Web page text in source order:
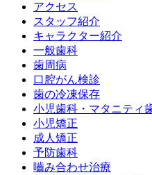
アクセス
スタッフ紹介
キャラクター紹介
一般歯科
歯周病
口腔がん検診
歯の冷凍保存
小児歯科・マタニティ
小児矯正
成人矯正
予防歯科
嚙み合わせ治療